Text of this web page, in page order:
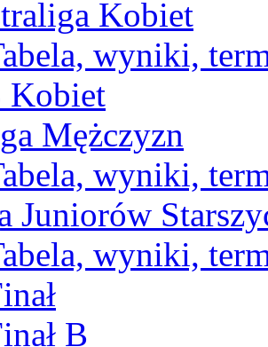
Kobiet
wyniki,
Kobiet
Mężczyzn
wyniki,
Juniorów
wyniki,
B